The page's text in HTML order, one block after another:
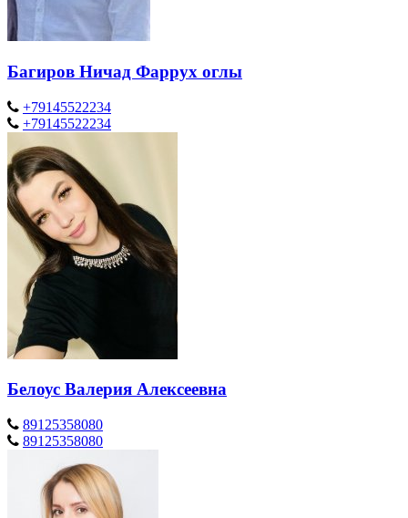
Багиров Ничад Фаррух оглы
+79145522234
+79145522234
Белоус Валерия Алексеевна
89125358080
89125358080